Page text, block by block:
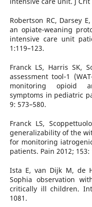
Robertson RC, Darsey
an opiate-weaning
intensive care unit
1:119–123.
Franck LS, Harris SK,
assessment tool-1
monitoring opioid
symptoms in pediatric
9: 573–580.
Franck LS,
generalizability of the
for monitoring
patients. Pain 2012; 153:
Ista E, van Dijk M, de
Sophia observation
critically ill children.
1081.